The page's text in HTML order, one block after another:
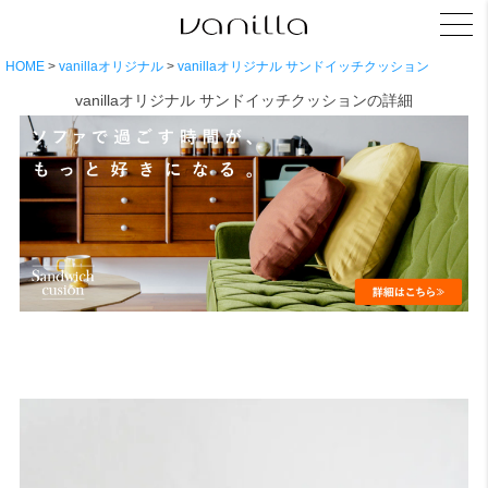
HOME vanillaオリジナル vanillaオリジナル サンドイッチクッション
vanillaオリジナル サンドイッチクッションの詳細